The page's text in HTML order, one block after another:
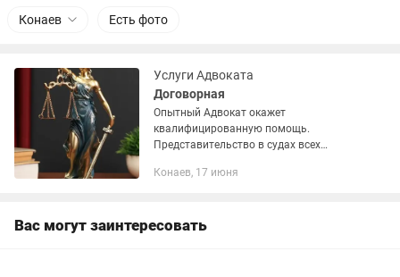
Конаев Есть фото
Услуги Адвоката
Договорная
Опытный Адвокат окажет
квалифицированную помощь.
Представительство в судах всех
административные дела). Трудовые
Конаев, 17 июня
Вас могут заинтересовать